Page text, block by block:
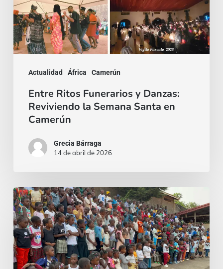
Actualidad África Camerún
Semana
Santa
en
Entre Ritos Funerarios y Danzas:
Reviviendo la Semana Santa en
Camerún
Grecia Bárraga
14 de abril de 2026
Epifanía
en
Yaoundé:
cuando
la